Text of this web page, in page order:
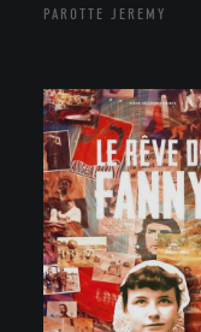
PAROTTE JEREMY